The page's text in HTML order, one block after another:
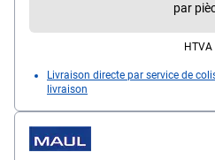
par
HTVA
Livraison directe par service de
livraison